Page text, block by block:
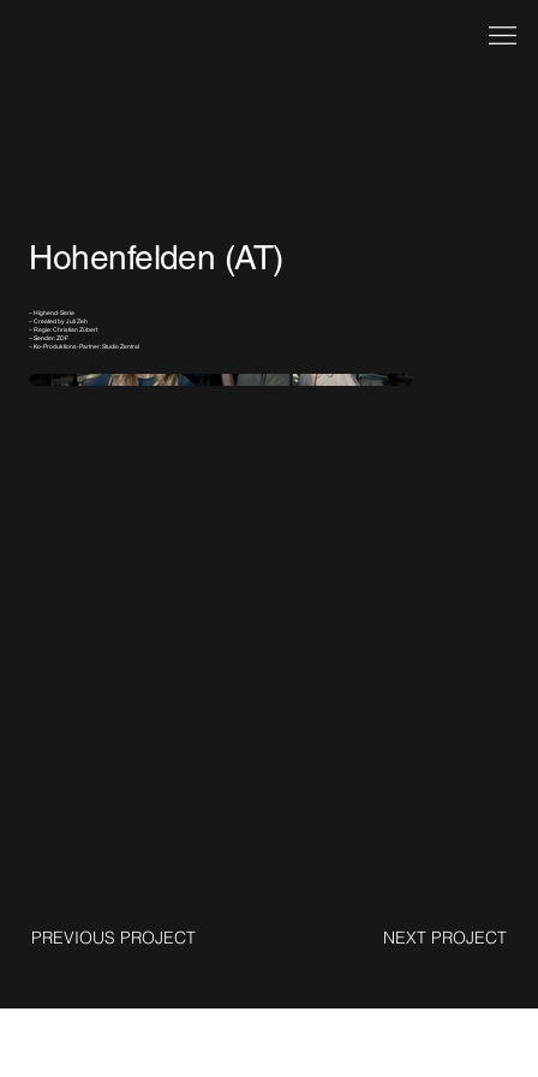
Hohenfelden (AT)
– Highend-Serie
– Created by Juli Zeh
– Regie: Christian Zübert
– Sender: ZDF
– Ko-Produktions-Partner: Studio Zentral
PREVIOUS PROJECT NEXT PROJECT